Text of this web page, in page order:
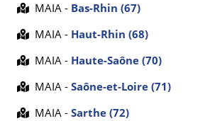
MAIA - Bas-Rhin (67)
MAIA - Haut-Rhin (68)
MAIA - Haute-Saône (70)
MAIA - Saône-et-Loire (71)
MAIA - Sarthe (72)